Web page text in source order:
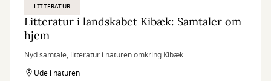
LITTERATUR
Litteratur i landskabet Kibæk: Samtaler om
hjem
Nyd samtale, litteratur i naturen omkring Kibæk
Ude i naturen